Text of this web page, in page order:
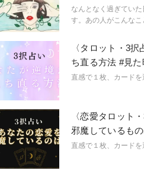
なんとなく過ぎてい
す。あの人がこんな
い。こんなにも気持
うように。星という
や予兆にも気づき始
に。マインドフルに生
〈タロット・3
ち直る方法 #見
直感で１枚、カードを
〈恋愛タロット
邪魔しているも
直感で１枚、カードを